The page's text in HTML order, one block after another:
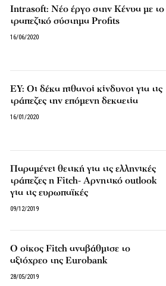
Intrasoft: Νέο έργο στην Κένυα με το
τραπεζικό σύστημα Profits
16/06/2020
EY: Οι δέκα πιθανοί κίνδυνοι για τις
τράπεζες την επόμενη δεκαετία
16/01/2020
Παραμένει θετική για τις ελληνικές
τράπεζες η Fitch- Αρνητικό outlook
για τις ευρωπαϊκές
09/12/2019
Ο οίκος Fitch αναβάθμισε το
αξιόχρεο της Eurobank
28/05/2019